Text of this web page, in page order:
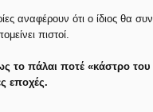
αναφέρουν ότι ο ίδιος θα
πιστοί.
το πάλαι ποτέ «κάστρο
εποχές.